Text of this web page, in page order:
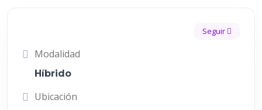
Seguir
Modalidad
Híbrido
Ubicación